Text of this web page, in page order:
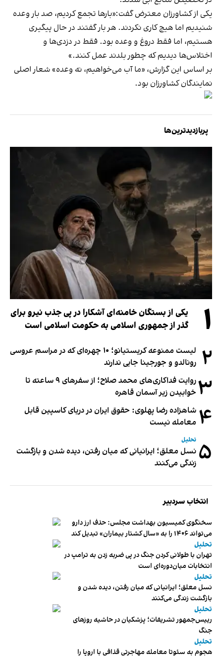
یکی از کشاورزان معترض گفت:«بارها تجمع کردیم، صد بار وعده
شنیدیم اما هیچ کاری نکردند. هر بار گفتند در حال پیگیری
هستیم، اما فقط دروغ و وعده بود. فقط در دزدی‌ها و
اختلاس‌ها دیدیم که چطور بلدند عمل کنند.»
بر اساس این گزارش، «ما آب می‌خواهیم، نه وعده» شعار اصلی
نمایندگان کشاورزان بود.
پربازدیدترین‌ها
۱
یکی از بستگان خامنه‌ای آشکارا در پی جذب نیرو برای
گذر از جمهوری اسلامی به حکومت اسلامی است
۲
لیست ممنوعه کریستیانو؛ ۱۰ چهره‌ای که در مراسم عروسی
رونالدو و جورجینا جایی ندارند
۳
روایت فداکاری‌های محمد صلاح؛ از سفرهای ۹ ساعته تا
خوابیدن زیر آسمان قاهره
۴ شاهزاده رضا پهلوی: حقوق ایران در دریای کاسپین قابل
معامله نیست
۵ تحلیل
نسل معلق؛ ایرانیانی که میان رفتن، دیده شدن و بازگشت
زندگی می‌کنند
انتخاب سردبیر
سخنگوی کمیسیون بهداشت مجلس: حذف ارز دارو
می‌تواند ۱۴۰۶ را به «سال کشتار بیماران» تبدیل کند
تحلیل
تهران با طولانی کردن جنگ در پی ضربه زدن به ترامپ در
انتخابات میان‌دوره‌ای است
تحلیل
نسل معلق؛ ایرانیانی که میان رفتن، دیده شدن و
بازگشت زندگی می‌کنند
تحلیل
رییس‌جمهور تشریفات؛ پزشکیان در حاشیه روزهای
جنگ
تحلیل
هجوم به سئوتا معامله مهاجرتی قذافی با اروپا را